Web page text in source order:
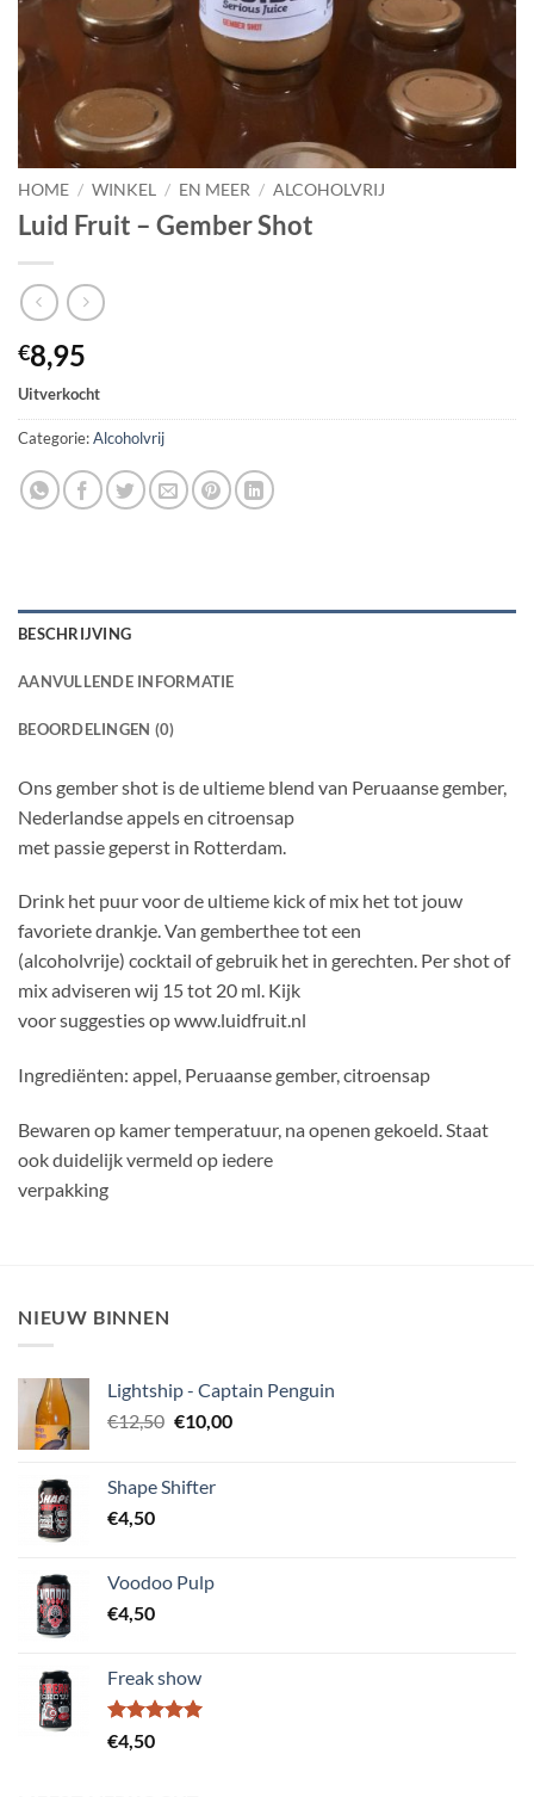
HOME / WINKEL / EN MEER / ALCOHOLVRIJ
Luid Fruit – Gember Shot
€8,95
Uitverkocht
Categorie:Alcoholvrij
BESCHRIJVING
AANVULLENDE INFORMATIE
BEOORDELINGEN (0)
Ons gember shot is de ultieme blend van Peruaanse gember,
Nederlandse appels en citroensap
met passie geperst in Rotterdam.
Drink het puur voor de ultieme kick of mix het tot jouw
favoriete drankje. Van gemberthee tot een
(alcoholvrije) cocktail of gebruik het in gerechten. Per shot of
mix adviseren wij 15 tot 20 ml. Kijk
voor suggesties op www.luidfruit.nl
Ingrediënten: appel, Peruaanse gember, citroensap
Bewaren op kamer temperatuur, na openen gekoeld. Staat
ook duidelijk vermeld op iedere
verpakking
NIEUW BINNEN
Lightship - Captain Penguin
€12,50 Oorspronkelijke
€12,50.
€10,00Huidige
Shape Shifter
€4,50
Voodoo Pulp
€4,50
Freak show
Gewaardeerd
5.00
€4,50